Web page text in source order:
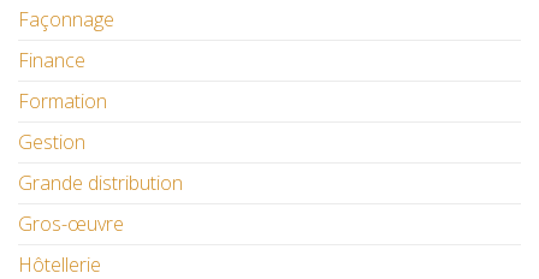
Façonnage
Finance
Formation
Gestion
Grande distribution
Gros-œuvre
Hôtellerie